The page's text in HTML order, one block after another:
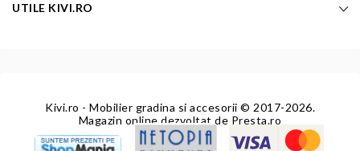
UTILE KIVI.RO
Kivi.ro - Mobilier gradina si accesorii © 2017-2026.
Magazin online dezvoltat de Presta.ro